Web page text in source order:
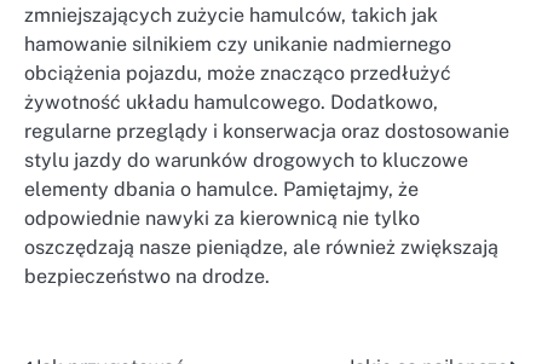
zmniejszających zużycie hamulców, takich jak
hamowanie silnikiem czy unikanie nadmiernego
obciążenia pojazdu, może znacząco przedłużyć
żywotność układu hamulcowego. Dodatkowo,
regularne przeglądy i konserwacja oraz dostosowanie
stylu jazdy do warunków drogowych to kluczowe
elementy dbania o hamulce. Pamiętajmy, że
odpowiednie nawyki za kierownicą nie tylko
oszczędzają nasze pieniądze, ale również zwiększają
bezpieczeństwo na drodze.